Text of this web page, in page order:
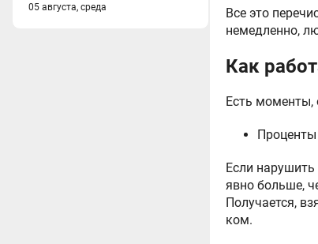
05 августа, среда
Все это
немедленно,
Как
Есть моменты,
Проценты
Если нарушить
явно больше,
Получается,
ком.